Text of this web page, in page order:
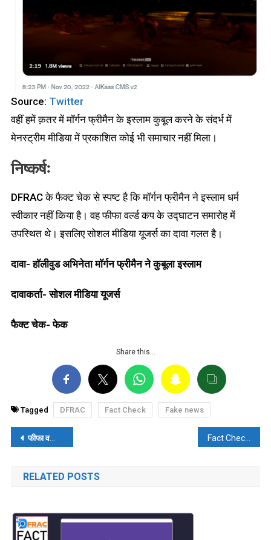
Source: Twitter
वहीं हमें क़तर में मॉर्गन फ्रीमैन के इस्लाम कुबूल करने के संदर्भ में
मेनस्ट्रीम मीडिया में प्रकाशित कोई भी समाचार नहीं मिला।
निष्कर्षः
DFRAC के फैक्ट चेक से स्पष्ट है कि मॉर्गन फ्रीमैन ने इस्लाम धर्म
स्वीकार नहीं किया है। वह फीफा वर्ल्ड कप के उद्घाटन समारोह में
उपस्थित थे। इसलिए सोशल मीडिया यूजर्स का दावा गलत है।
दावा-हॉलीवुड अभिनेता मॉर्गन फ्रीमैन ने कुबूला इस्लाम
दावाकर्ता- सोशल मीडिया यूजर्स
फैक्ट चेक- फेक
Share this…
Tagged DFRAC Fact Check Fake news
पोस्ट
नेविगेशन
फीफा वर्ल्ड कप-2022 में मुस्लिमों ने स्टेडियम के बीच में पढ़ी नमाज? पढ़ें- फैक्ट चेक
RELATED POSTS